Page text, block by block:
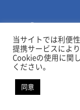
当サイトでは利便
提携サービスによ
Cookieの使用に関
ください。
同意